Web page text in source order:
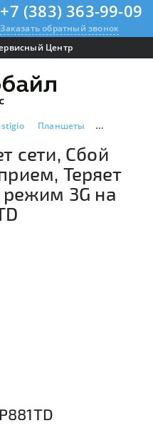
+7 (383) 363-99-09
Заказать обратный звонок
Центр
Планшеты Prestigio
сети, Сбой
Теряет
режим 3G на